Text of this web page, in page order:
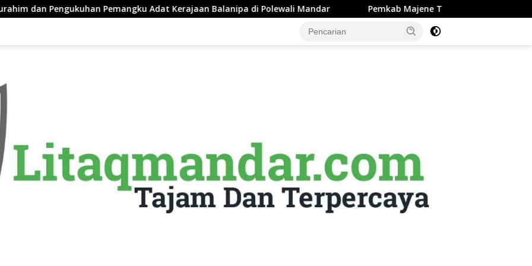
Adat Kerajaan Balanipa di Polewali Mandar Pemkab Majene Terapkan Sistem Payroll Retribusi Persampahan ASN,